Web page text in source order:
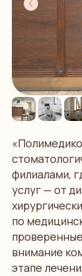
филиалами,
услуг — от
по
внимание
этапе